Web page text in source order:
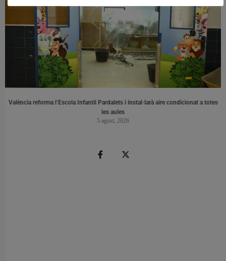
València reforma l’Escola Infantil Pardalets i instal·larà aire condicionat a totes
les aules
5 agost, 2026